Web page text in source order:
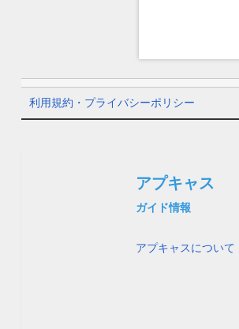
利用規約・プライバシーポリシー
アプキャス
ガイド情報
アプキャスについて